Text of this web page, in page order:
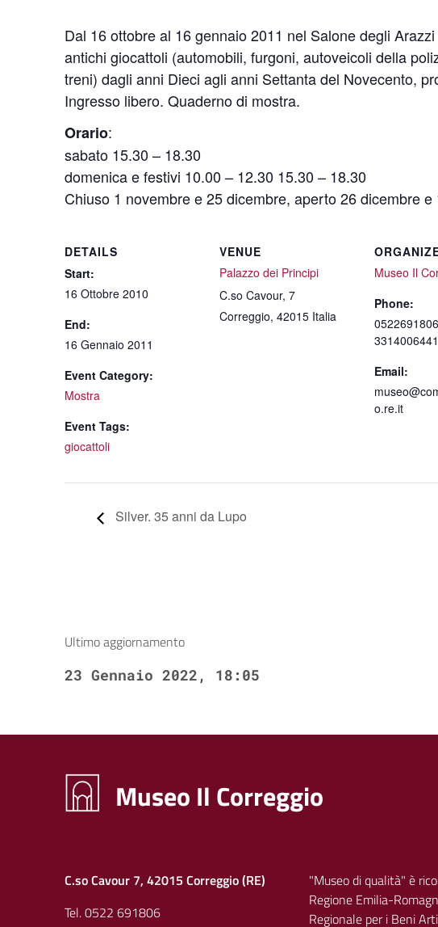
Dal 16 ottobre al 16 gennaio 2011 nel Salone degli
antichi giocattoli (automobili, furgoni, autoveicoli della
treni) dagli anni Dieci agli anni Settanta del Novecento,
Ingresso libero. Quaderno di mostra.
Orario:
sabato 15.30 – 18.30
domenica e festivi 10.00 – 12.30 15.30 – 18.30
Chiuso 1 novembre e 25 dicembre, aperto 26 dicembre e
DETAILS
Start:
16 Ottobre 2010
End:
16 Gennaio 2011
Event Category:
Mostra
Event Tags:
giocattoli
VENUE
Palazzo dei Principi
C.so Cavour, 7
Correggio, 42015 Italia
Museo Il
Phone:
3314006441
Email:
o.re.it
Silver. 35 anni da Lupo
Ultimo aggiornamento
23 Gennaio 2022, 18:05
Museo Il Correggio
C.so Cavour 7, 42015 Correggio (RE)
Tel. 0522 691806
"Museo di qualità" è
Regione Emilia-
Regionale per i Beni